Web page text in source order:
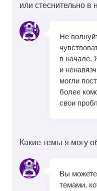
или стеснительно в
Не
в начале.
и
могли
более
свои
Какие темы я могу
Вы
темами,